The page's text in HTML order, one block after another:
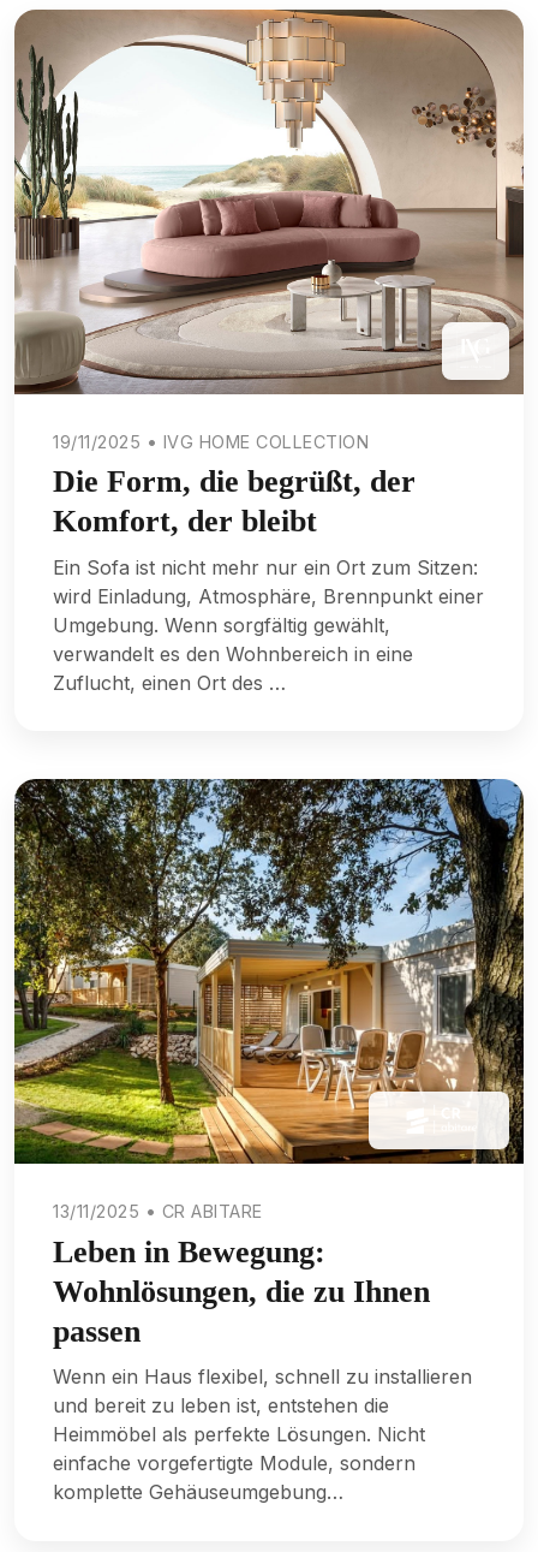
19/11/2025 • IVG HOME COLLECTION
Die Form, die begrüßt, der
Komfort, der bleibt
Ein Sofa ist nicht mehr nur ein Ort zum Sitzen:
wird Einladung, Atmosphäre, Brennpunkt einer
Umgebung. Wenn sorgfältig gewählt,
verwandelt es den Wohnbereich in eine
Zuflucht, einen Ort des …
13/11/2025 • CR ABITARE
Leben in Bewegung:
Wohnlösungen, die zu Ihnen
passen
Wenn ein Haus flexibel, schnell zu installieren
und bereit zu leben ist, entstehen die
Heimmöbel als perfekte Lösungen. Nicht
einfache vorgefertigte Module, sondern
komplette Gehäuseumgebung…